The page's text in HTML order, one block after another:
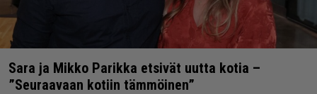
Sara ja Mikko Parikka etsivät uutta kotia –
”Seuraavaan kotiin tämmöinen”